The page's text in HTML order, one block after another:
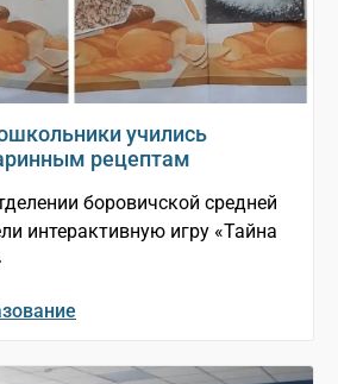
учились
рецептам
боровичской средней
интерактивную игру «Тайна